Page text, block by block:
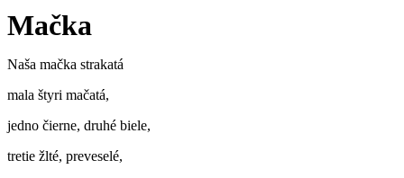
Mačka
Naša mačka strakatá
mala štyri mačatá,
jedno čierne, druhé biele,
tretie žlté, preveselé,